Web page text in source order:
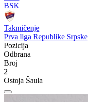
BSK
Takmičenje
Prva liga Republike Srpske
Pozicija
Odbrana
Broj
2
Ostoja Šaula